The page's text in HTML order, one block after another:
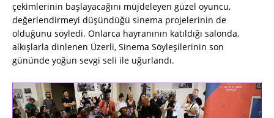
çekimlerinin başlayacağını müjdeleyen güzel oyuncu,
değerlendirmeyi düşündüğü sinema projelerinin de
olduğunu söyledi. Onlarca hayranının katıldığı salonda,
alkışlarla dinlenen Üzerli, Sinema Söyleşilerinin son
gününde yoğun sevgi seli ile uğurlandı.